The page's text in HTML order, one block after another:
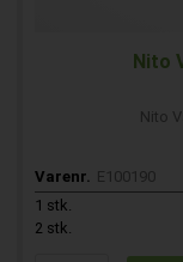
Nito
Nito
Varenr. E100190
1 stk.
2 stk.